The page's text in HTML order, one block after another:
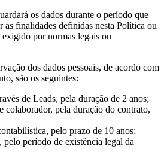
os dados durante o período que
as finalidades definidas nesta Política ou
por normas legais ou
dos dados pessoais, de acordo com
são os seguintes:
de Leads, pela duração de 2 anos;
colaborador, pela duração do contrato,
pelo prazo de 10 anos;
pelo período de existência legal da